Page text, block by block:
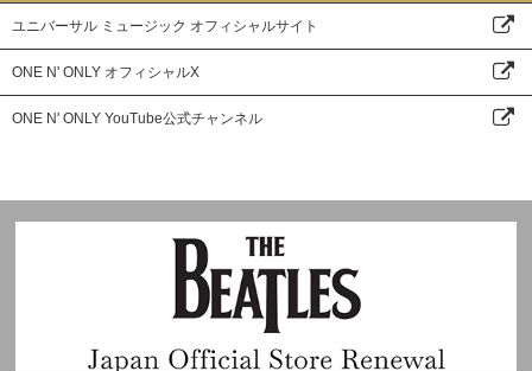
ユニバーサル ミュージック オフィシャルサイト
ONE N' ONLY オフィシャルX
ONE N' ONLY YouTube公式チャンネル